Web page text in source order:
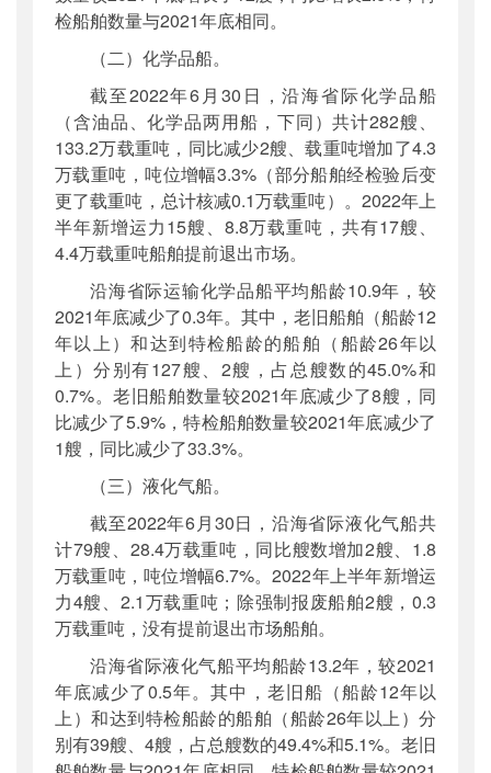
检船舶数量与2021年底相同。
（二）化学品船。
截至2022年6月30日，沿海省际化学品船
（含油品、化学品两用船，下同）共计282艘、
133.2万载重吨，同比减少2艘、载重吨增加了4.3
万载重吨，吨位增幅3.3%（部分船舶经检验后变
更了载重吨，总计核减0.1万载重吨）。2022年上
半年新增运力15艘、8.8万载重吨，共有17艘、
4.4万载重吨船舶提前退出市场。
沿海省际运输化学品船平均船龄10.9年，较
2021年底减少了0.3年。其中，老旧船舶（船龄12
年以上）和达到特检船龄的船舶（船龄26年以
上）分别有127艘、2艘，占总艘数的45.0%和
0.7%。老旧船舶数量较2021年底减少了8艘，同
比减少了5.9%，特检船舶数量较2021年底减少了
1艘，同比减少了33.3%。
（三）液化气船。
截至2022年6月30日，沿海省际液化气船共
计79艘、28.4万载重吨，同比艘数增加2艘、1.8
万载重吨，吨位增幅6.7%。2022年上半年新增运
力4艘、2.1万载重吨；除强制报废船舶2艘，0.3
万载重吨，没有提前退出市场船舶。
沿海省际液化气船平均船龄13.2年，较2021
年底减少了0.5年。其中，老旧船（船龄12年以
上）和达到特检船龄的船舶（船龄26年以上）分
别有39艘、4艘，占总艘数的49.4%和5.1%。老旧